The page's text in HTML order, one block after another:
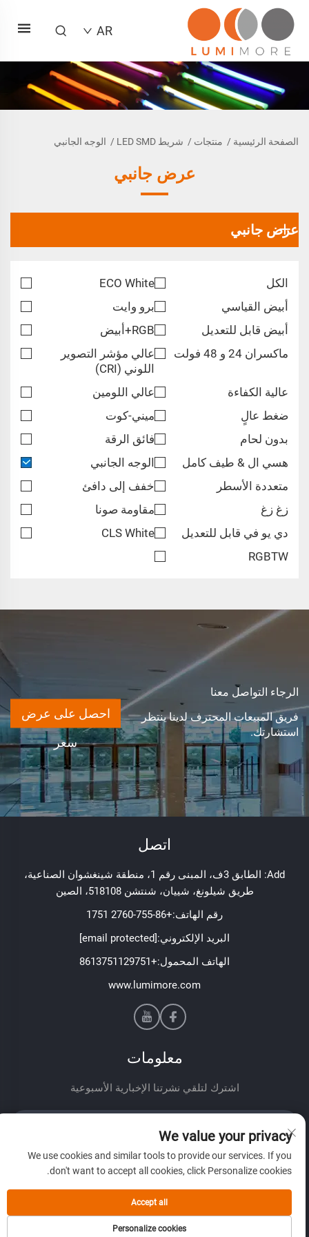
AR
الصفحة الرئيسية/ منتجات/ شريط LED SMD / الوجه الجانبي
عرض جانبي
عرض جانبي
الكل
ECO White
أبيض القياسي
برو وايت
أبيض قابل للتعديل
RGB+أبيض
ماكسران 24 و 48 فولت
عالي مؤشر التصوير
اللوني (CRI)
عالية الكفاءة
عالي اللومين
ضغط عالٍ
ميني-كوت
بدون لحام
فائق الرقة
هسي ال & طيف كامل
الوجه الجانبي
متعددة الأسطر
خفف إلى دافئ
زغ زغ
مقاومة صونا
دي يو في قابل للتعديل
CLS White
RGBTW
الرجاء التواصل معنا
فريق المبيعات المحترف لدينا ينتظر
استشارتك.
احصل على عرض
سعر
اتصل
Add: الطابق 3ف، المبنى رقم 1، منطقة شينغشوان الصناعية،
طريق شيلونغ، شييان، شنتشن 518108، الصين
رقم الهاتف:+86-755-2760 1751
البريد الإلكتروني:[email protected]
الهاتف المحمول:+8613751129751
www.lumimore.com
معلومات
اشترك لتلقي نشرتنا الإخبارية الأسبوعية
إرسال
We value your privacy
We use cookies and similar tools to provide our services. If you
don't want to accept all cookies, click Personalize cookies.
Personalize cookies
Accept all